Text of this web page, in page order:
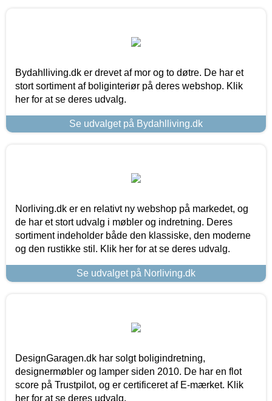
Bydahlliving.dk er drevet af mor og to døtre. De har et
stort sortiment af boliginteriør på deres webshop. Klik
her for at se deres udvalg.
Se udvalget på Bydahlliving.dk
Norliving.dk er en relativt ny webshop på markedet, og
de har et stort udvalg i møbler og indretning. Deres
sortiment indeholder både den klassiske, den moderne
og den rustikke stil. Klik her for at se deres udvalg.
Se udvalget på Norliving.dk
DesignGaragen.dk har solgt boligindretning,
designermøbler og lamper siden 2010. De har en flot
score på Trustpilot, og er certificeret af E-mærket. Klik
her for at se deres udvalg.